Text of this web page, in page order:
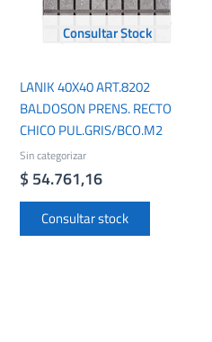
Consultar Stock
LANIK 40X40 ART.8202
BALDOSON PRENS. RECTO
CHICO PUL.GRIS/BCO.M2
Sin categorizar
$ 54.761,16
Consultar stock